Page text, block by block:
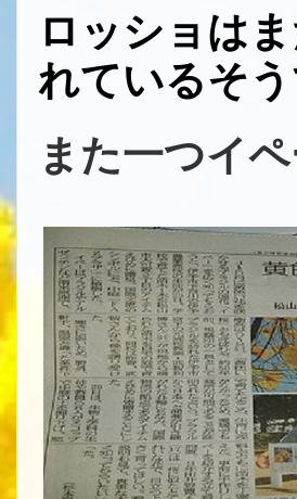
ロッショは
れているそう
また一つイ